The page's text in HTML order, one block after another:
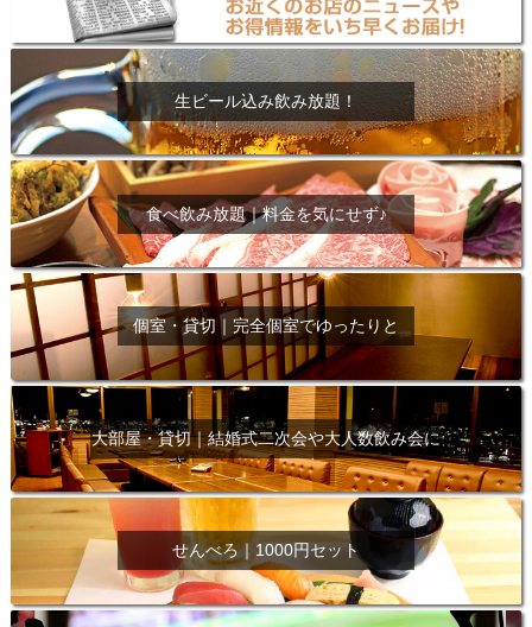
生ビール込み飲み放題！
食べ飲み放題｜料金を気にせず♪
個室・貸切｜完全個室でゆったりと
大部屋・貸切｜結婚式二次会や大人数飲み会に
せんべろ｜1000円セット